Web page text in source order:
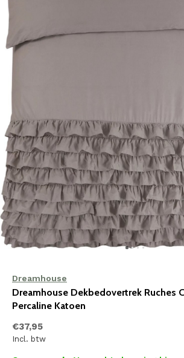
Dreamhouse
Dreamhouse Dekbedovertrek Ruches
Percaline Katoen
€37,95
Incl. btw